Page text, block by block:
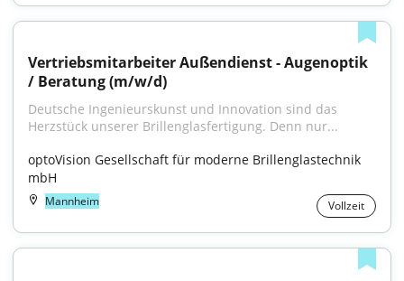
Vertriebsmitarbeiter Außendienst - Augenoptik
/ Beratung (m/w/d)
Deutsche Ingenieurskunst und Innovation sind das
Herzstück unserer Brillenglasfertigung. Denn nur...
optoVision Gesellschaft für moderne Brillenglastechnik
mbH
Mannheim Vollzeit